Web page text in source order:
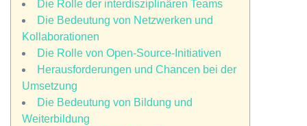
Die Rolle der interdisziplinären Teams
Die Bedeutung von Netzwerken und
Kollaborationen
Die Rolle von Open-Source-Initiativen
Herausforderungen und Chancen bei der
Umsetzung
Die Bedeutung von Bildung und
Weiterbildung